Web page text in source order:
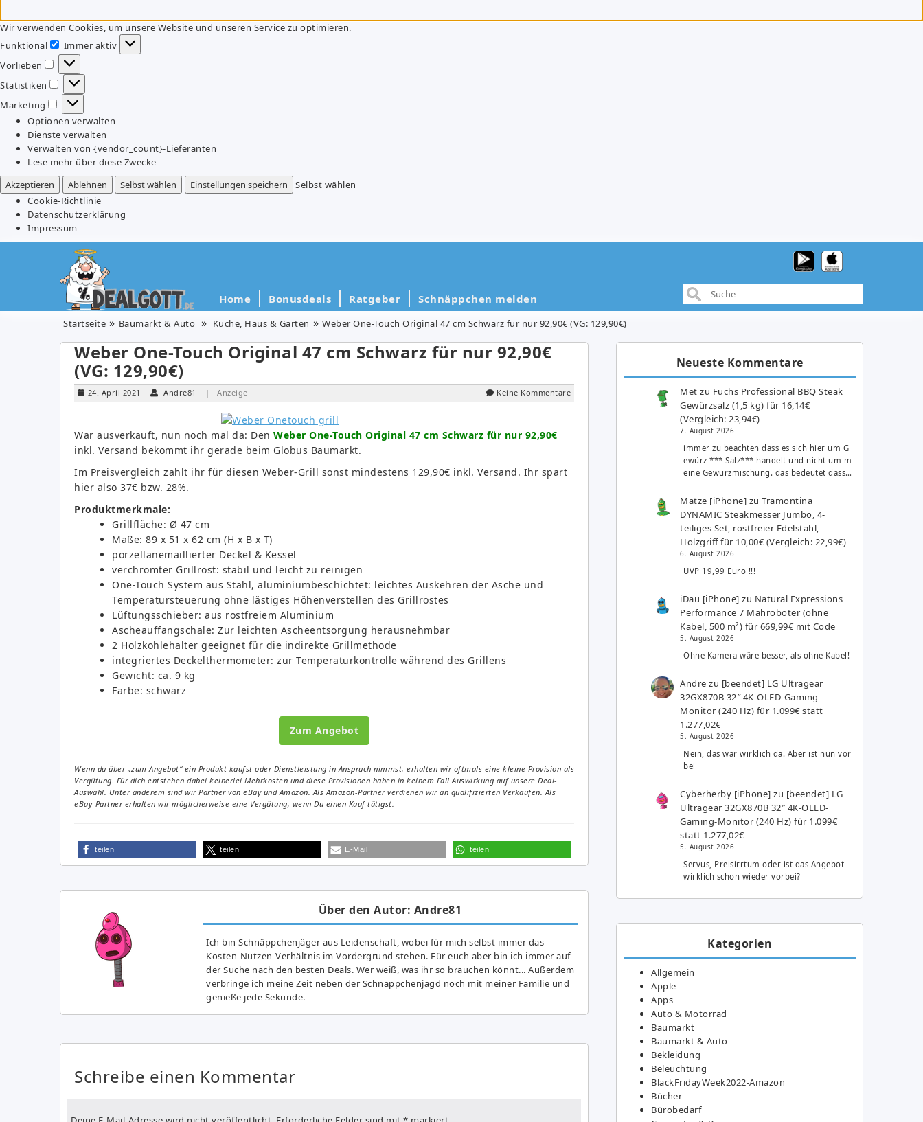
Wir verwenden Cookies, um unsere Website und unseren Service zu optimieren.
Funktional
Funktional
Immer aktiv
Vorlieben
Vorlieben
Statistiken
Statistiken
Marketing
Marketing
Optionen verwalten
Dienste verwalten
Verwalten von {vendor_count}-Lieferanten
Lese mehr über diese Zwecke
Akzeptieren
Ablehnen Selbst wählen Einstellungen speichern
Selbst wählen
Cookie-Richtlinie
Datenschutzerklärung
Impressum
Home Bonusdeals Ratgeber Schnäppchen melden
Startseite Baumarkt & Auto Küche, Haus & Garten Weber One-Touch Original 47 cm Schwarz für nur 92,90€ (VG: 129,90€)
Weber One-Touch Original 47 cm Schwarz für nur 92,90€
(VG: 129,90€)
24. April 2021 Andre81 | Anzeige Keine Kommentare
War ausverkauft, nun noch mal da: Den Weber One-Touch Original 47 cm Schwarz für nur 92,90€
inkl. Versand bekommt ihr gerade beim Globus Baumarkt.
Im Preisvergleich zahlt ihr für diesen Weber-Grill sonst mindestens 129,90€ inkl. Versand. Ihr spart
hier also 37€ bzw. 28%.
Produktmerkmale:
Grillfläche: Ø 47 cm
Maße: 89 x 51 x 62 cm (H x B x T)
porzellanemaillierter Deckel & Kessel
verchromter Grillrost: stabil und leicht zu reinigen
One-Touch System aus Stahl, aluminiumbeschichtet: leichtes Auskehren der Asche und
Temperatursteuerung ohne lästiges Höhenverstellen des Grillrostes
Lüftungsschieber: aus rostfreiem Aluminium
Ascheauffangschale: Zur leichten Ascheentsorgung herausnehmbar
2 Holzkohlehalter geeignet für die indirekte Grillmethode
integriertes Deckelthermometer: zur Temperaturkontrolle während des Grillens
Gewicht: ca. 9 kg
Farbe: schwarz
Zum Angebot
Wenn du über „zum Angebot“ ein Produkt kaufst oder Dienstleistung in Anspruch nimmst, erhalten wir oftmals eine kleine Provision als
Vergütung. Für dich entstehen dabei keinerlei Mehrkosten und diese Provisionen haben in keinem Fall Auswirkung auf unsere Deal-
Auswahl. Unter anderem sind wir Partner von eBay und Amazon. Als Amazon-Partner verdienen wir an qualifizierten Verkäufen. Als
eBay-Partner erhalten wir möglicherweise eine Vergütung, wenn Du einen Kauf tätigst.
teilen teilen E-Mail teilen
Über den Autor: Andre81
Ich bin Schnäppchenjäger aus Leidenschaft, wobei für mich selbst immer das
Kosten-Nutzen-Verhältnis im Vordergrund stehen. Für euch aber bin ich immer auf
der Suche nach den besten Deals. Wer weiß, was ihr so brauchen könnt... Außerdem
verbringe ich meine Zeit neben der Schnäppchenjagd noch mit meiner Familie und
genieße jede Sekunde.
Schreibe einen Kommentar
Neueste Kommentare
Met zu Fuchs Professional BBQ Steak
Gewürzsalz (1,5 kg) für 16,14€
(Vergleich: 23,94€)
7. August 2026
immer zu beachten dass es sich hier um G
ewürz *** Salz*** handelt und nicht um m
eine Gewürzmischung. das bedeutet dass…
Matze [iPhone] zuTramontina
DYNAMIC Steakmesser Jumbo, 4-
teiliges Set, rostfreier Edelstahl,
Holzgriff für 10,00€ (Vergleich: 22,99€)
6. August 2026
UVP 19,99 Euro !!!
iDau [iPhone] zu Natural Expressions
Performance 7 Mähroboter (ohne
Kabel, 500 m²) für 669,99€ mit Code
5. August 2026
Ohne Kamera wäre besser, als ohne Kabel!
Andre zu [beendet] LG Ultragear
32GX870B 32″ 4K-OLED-Gaming-
Monitor (240 Hz) für 1.099€ statt
1.277,02€
5. August 2026
Nein, das war wirklich da. Aber ist nun vor
bei
Cyberherby [iPhone] zu [beendet] LG
Ultragear 32GX870B 32″ 4K-OLED-
Gaming-Monitor (240 Hz) für 1.099€
statt 1.277,02€
5. August 2026
Servus, Preisirrtum oder ist das Angebot
wirklich schon wieder vorbei?
Kategorien
Allgemein
Apple
Apps
Auto & Motorrad
Baumarkt
Baumarkt & Auto
Bekleidung
Beleuchtung
BlackFridayWeek2022-Amazon
Bücher
Bürobedarf